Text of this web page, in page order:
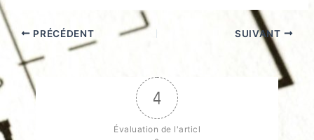
PRÉCÉDENT SUIVANT
4
Évaluation de l'articl